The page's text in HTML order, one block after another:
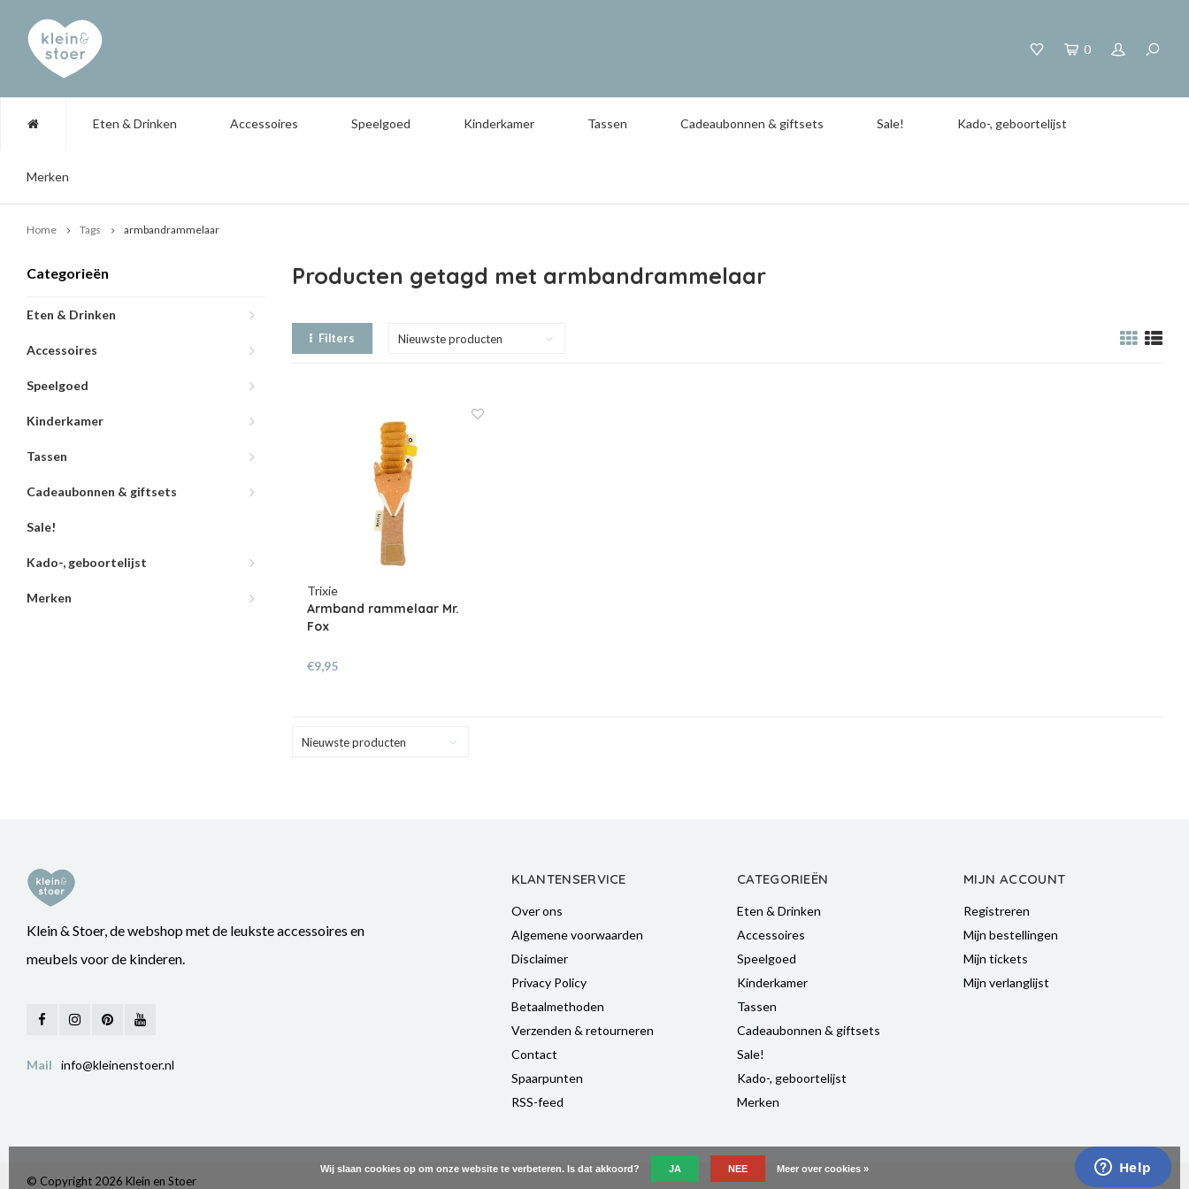
0
Eten & Drinken Accessoires Speelgoed Kinderkamer Tassen Cadeaubonnen & giftsets Sale! Kado-, geboortelijst
Merken
Home Tags armbandrammelaar
Categorieën
Eten & Drinken
Accessoires
Speelgoed
Kinderkamer
Tassen
Cadeaubonnen & giftsets
Sale!
Kado-, geboortelijst
Merken
Producten getagd met armbandrammelaar
Filters Nieuwste producten
Trixie
Armband rammelaar Mr.
Fox
€9,95
Nieuwste producten
Klein & Stoer, de webshop met de leukste accessoires en
meubels voor de kinderen.
Mail info@kleinenstoer.nl
KLANTENSERVICE
Over ons
Algemene voorwaarden
Disclaimer
Privacy Policy
Betaalmethoden
Verzenden & retourneren
Contact
Spaarpunten
RSS-feed
CATEGORIEËN
Eten & Drinken
Accessoires
Speelgoed
Kinderkamer
Tassen
Cadeaubonnen & giftsets
Sale!
Kado-, geboortelijst
Merken
MIJN ACCOUNT
Registreren
Mijn bestellingen
Mijn tickets
Mijn verlanglijst
© Copyright 2026 Klein en Stoer
Wij slaan cookies op om onze website te verbeteren. Is dat akkoord? JA NEE Meer over cookies »